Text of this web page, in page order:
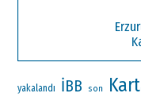
yakalandı İBB son